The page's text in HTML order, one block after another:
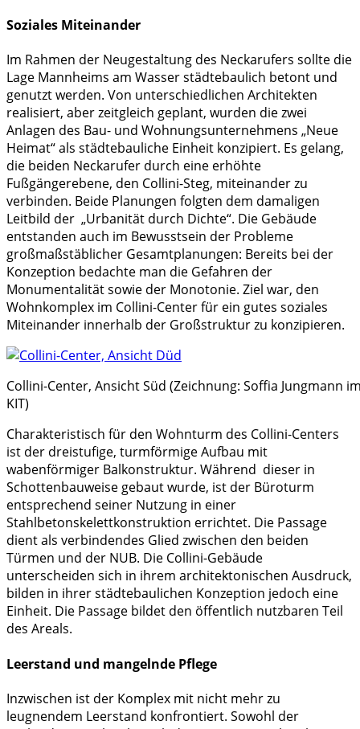
Soziales Miteinander
Im Rahmen der Neugestaltung des Neckarufers sollte die
Lage Mannheims am Wasser städtebaulich betont und
genutzt werden. Von unterschiedlichen Architekten
realisiert, aber zeitgleich geplant, wurden die zwei
Anlagen des Bau- und Wohnungsunternehmens „Neue
Heimat“ als städtebauliche Einheit konzipiert. Es gelang,
die beiden Neckarufer durch eine erhöhte
Fußgängerebene, den Collini-Steg, miteinander zu
verbinden. Beide Planungen folgten dem damaligen
Leitbild der „Urbanität durch Dichte“. Die Gebäude
entstanden auch im Bewusstsein der Probleme
großmaßstäblicher Gesamtplanungen: Bereits bei der
Konzeption bedachte man die Gefahren der
Monumentalität sowie der Monotonie. Ziel war, den
Wohnkomplex im Collini-Center für ein gutes soziales
Miteinander innerhalb der Großstruktur zu konzipieren.
Collini-Center, Ansicht Süd (Zeichnung: Soffia Jungmann
KIT)
Charakteristisch für den Wohnturm des Collini-Centers
ist der dreistufige, turmförmige Aufbau mit
wabenförmiger Balkonstruktur. Während dieser in
Schottenbauweise gebaut wurde, ist der Büroturm
entsprechend seiner Nutzung in einer
Stahlbetonskelettkonstruktion errichtet. Die Passage
dient als verbindendes Glied zwischen den beiden
Türmen und der NUB. Die Collini-Gebäude
unterscheiden sich in ihrem architektonischen Ausdruck,
bilden in ihrer städtebaulichen Konzeption jedoch eine
Einheit. Die Passage bildet den öffentlich nutzbaren Teil
des Areals.
Leerstand und mangelnde Pflege
Inzwischen ist der Komplex mit nicht mehr zu
leugnendem Leerstand konfrontiert. Sowohl der